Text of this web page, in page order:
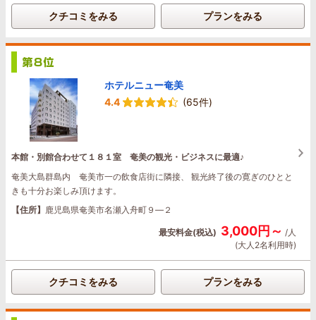
クチコミをみる プランをみる
ホテルニュー奄美
4.4
(65件)
本館・別館合わせて１８１室 奄美の観光・ビジネスに最適♪
奄美大島群島内 奄美市一の飲食店街に隣接、 観光終了後の寛ぎのひとと
きも十分お楽しみ頂けます。
【住所】 鹿児島県奄美市名瀬入舟町９―２
最安料金(税込) 3,000円～ /人
(大人2名利用時)
クチコミをみる プランをみる